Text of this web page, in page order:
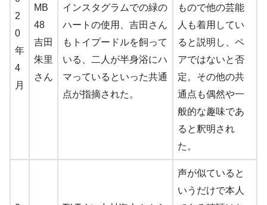
2
0
年
4
月
MB
48
吉田
朱里
さん
インスタグラムでの緑の
ハートの使用、吉田さん
もトイプードルを飼って
いる、二人が半身浴にハ
マっているといった共通
点が指摘された。
もので他の芸能
人も着用してい
ると説明し、ペ
アではないと否
定。その他の共
通点も偶然や一
般的な趣味であ
ると釈明され
た。
声が似ていると
いうだけで本人